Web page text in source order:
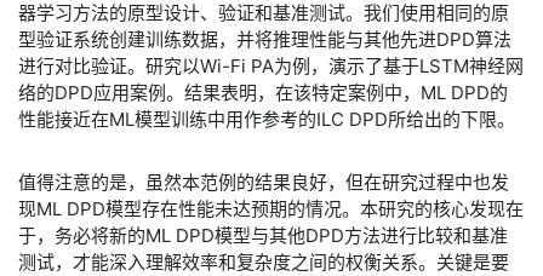
器学习方法的原型设计、验证和基准测试。我们使用相同的原
型验证系统创建训练数据，并将推理性能与其他先进DPD算法
进行对比验证。研究以Wi-Fi PA为例，演示了基于LSTM神经网
络的DPD应用案例。结果表明，在该特定案例中，ML DPD的
性能接近在ML模型训练中用作参考的ILC DPD所给出的下限。
​值得注意的是，虽然本范例的结果良好，但在研究过程中也发
现ML DPD模型存在性能未达预期的情况。本研究的核心发现在
于，务必将新的ML DPD模型与其他DPD方法进行比较和基准
测试，才能深入理解效率和复杂度之间的权衡关系。关键是要